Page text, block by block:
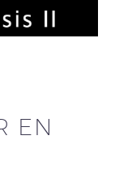
EN